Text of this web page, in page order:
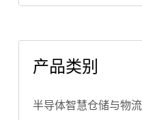
产品类别
半导体智慧仓储与物流